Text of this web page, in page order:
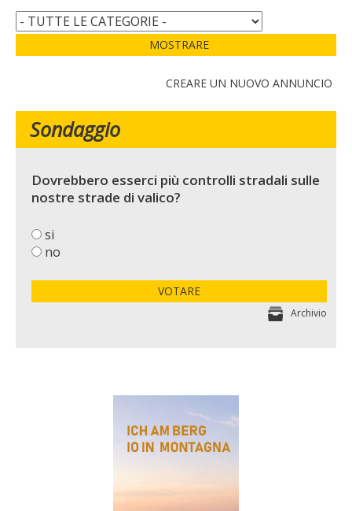
MOSTRARE
CREARE UN NUOVO ANNUNCIO
Sondaggio
Dovrebbero esserci più controlli stradali sulle
nostre strade di valico?
si
no
VOTARE
Archivio